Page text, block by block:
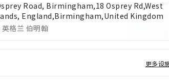
Road, Birmingham,18 Osprey Rd,West
England,Birmingham,United Kingdom
格兰 伯明翰
更多设